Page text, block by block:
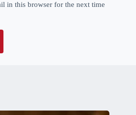
in this browser for the next time